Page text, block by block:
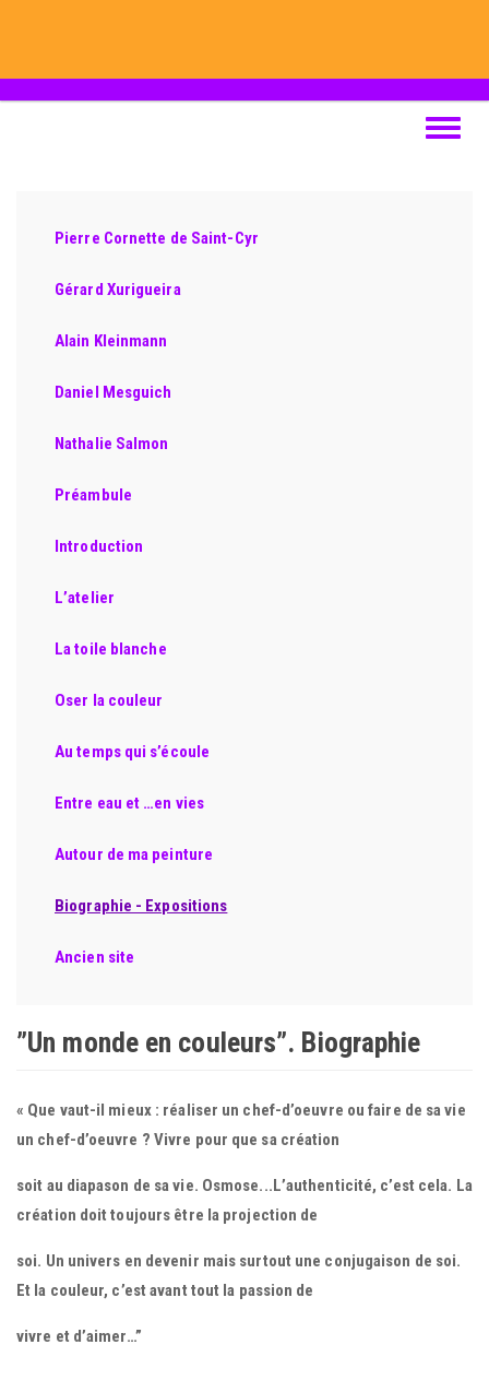
Toggle
Pierre Cornette de Saint-Cyr
Gérard Xurigueira
Alain Kleinmann
Daniel Mesguich
Nathalie Salmon
Préambule
Introduction
L’atelier
La toile blanche
Oser la couleur
Au temps qui s’écoule
Entre eau et …en vies
Autour de ma peinture
Biographie - Expositions
Ancien site
”Un monde en couleurs”. Biographie
« Que vaut-il mieux : réaliser un chef-d’oeuvre ou faire de sa vie
un chef-d’oeuvre ? Vivre pour que sa création
soit au diapason de sa vie. Osmose...L’authenticité, c’est cela. La
création doit toujours être la projection de
soi. Un univers en devenir mais surtout une conjugaison de soi.
Et la couleur, c’est avant tout la passion de
vivre et d’aimer…”